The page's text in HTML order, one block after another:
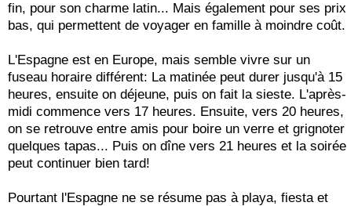
fin, pour son charme latin... Mais également pour ses prix
bas, qui permettent de voyager en famille à moindre coût.
L'Espagne est en Europe, mais semble vivre sur un
fuseau horaire différent: La matinée peut durer jusqu'à 15
heures, ensuite on déjeune, puis on fait la sieste. L'après-
midi commence vers 17 heures. Ensuite, vers 20 heures,
on se retrouve entre amis pour boire un verre et grignoter
quelques tapas... Puis on dîne vers 21 heures et la soirée
peut continuer bien tard!
Pourtant l'Espagne ne se résume pas à playa, fiesta et